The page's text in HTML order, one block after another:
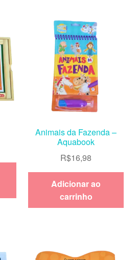
Animais da Fazenda –
Aquabook
R$16,98
Adicionar ao
carrinho